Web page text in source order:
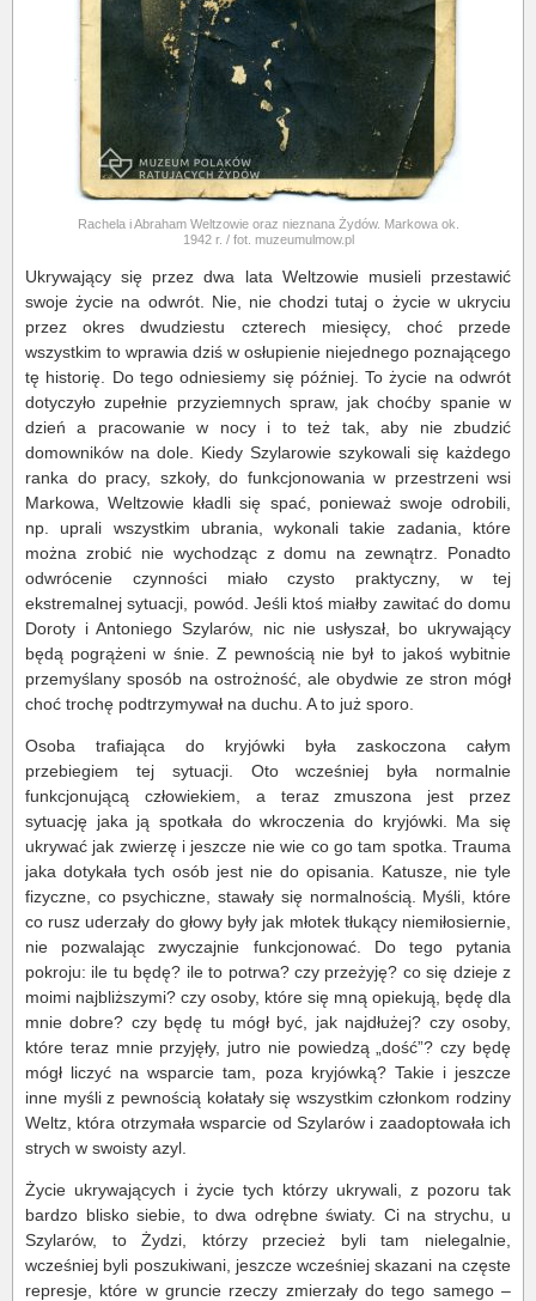
Rachela i Abraham Weltzowie oraz nieznana Żydów. Markowa ok.
1942 r. / fot. muzeumulmow.pl
Ukrywający się przez dwa lata Weltzowie musieli przestawić
swoje życie na odwrót. Nie, nie chodzi tutaj o życie w ukryciu
przez okres dwudziestu czterech miesięcy, choć przede
wszystkim to wprawia dziś w osłupienie niejednego poznającego
tę historię. Do tego odniesiemy się później. To życie na odwrót
dotyczyło zupełnie przyziemnych spraw, jak choćby spanie w
dzień a pracowanie w nocy i to też tak, aby nie zbudzić
domowników na dole. Kiedy Szylarowie szykowali się każdego
ranka do pracy, szkoły, do funkcjonowania w przestrzeni wsi
Markowa, Weltzowie kładli się spać, ponieważ swoje odrobili,
np. uprali wszystkim ubrania, wykonali takie zadania, które
można zrobić nie wychodząc z domu na zewnątrz. Ponadto
odwrócenie czynności miało czysto praktyczny, w tej
ekstremalnej sytuacji, powód. Jeśli ktoś miałby zawitać do domu
Doroty i Antoniego Szylarów, nic nie usłyszał, bo ukrywający
będą pogrążeni w śnie. Z pewnością nie był to jakoś wybitnie
przemyślany sposób na ostrożność, ale obydwie ze stron mógł
choć trochę podtrzymywał na duchu. A to już sporo.
Osoba trafiająca do kryjówki była zaskoczona całym
przebiegiem tej sytuacji. Oto wcześniej była normalnie
funkcjonującą człowiekiem, a teraz zmuszona jest przez
sytuację jaka ją spotkała do wkroczenia do kryjówki. Ma się
ukrywać jak zwierzę i jeszcze nie wie co go tam spotka. Trauma
jaka dotykała tych osób jest nie do opisania. Katusze, nie tyle
fizyczne, co psychiczne, stawały się normalnością. Myśli, które
co rusz uderzały do głowy były jak młotek tłukący niemiłosiernie,
nie pozwalając zwyczajnie funkcjonować. Do tego pytania
pokroju: ile tu będę? ile to potrwa? czy przeżyję? co się dzieje z
moimi najbliższymi? czy osoby, które się mną opiekują, będę dla
mnie dobre? czy będę tu mógł być, jak najdłużej? czy osoby,
które teraz mnie przyjęły, jutro nie powiedzą „dość”? czy będę
mógł liczyć na wsparcie tam, poza kryjówką? Takie i jeszcze
inne myśli z pewnością kołatały się wszystkim członkom rodziny
Weltz, która otrzymała wsparcie od Szylarów i zaadoptowała ich
strych w swoisty azyl.
Życie ukrywających i życie tych którzy ukrywali, z pozoru tak
bardzo blisko siebie, to dwa odrębne światy. Ci na strychu, u
Szylarów, to Żydzi, którzy przecież byli tam nielegalnie,
wcześniej byli poszukiwani, jeszcze wcześniej skazani na częste
represje, które w gruncie rzeczy zmierzały do tego samego –